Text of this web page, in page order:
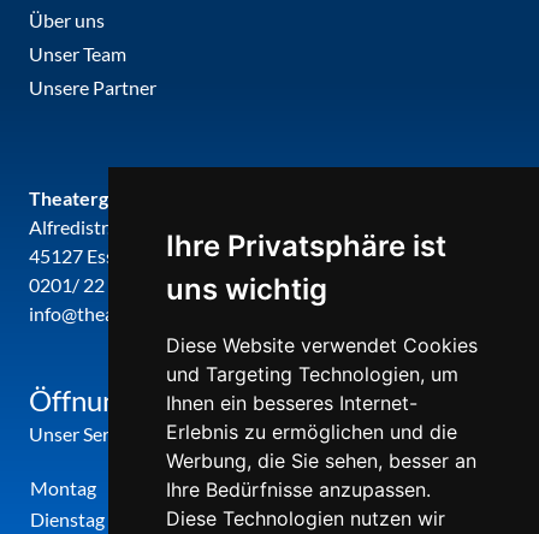
Ihre Privatsphäre ist
uns wichtig
Diese Website verwendet Cookies
und Targeting Technologien, um
Ihnen ein besseres Internet-
Erlebnis zu ermöglichen und die
Werbung, die Sie sehen, besser an
Ihre Bedürfnisse anzupassen.
Diese Technologien nutzen wir
Über uns
Unser Team
Unsere Partner
Theatergemeinde metropole ruhr
Alfredistr. 32
45127 Essen
0201/ 22 22 29
info@theatergemeinde-metropole-ruhr.de
Öffnungszeiten
Unser Service-Center ist zu folgenden Zeiten geöffnet
Montag
12:00 Uhr - 17:00 Uhr
Dienstag
09:00 Uhr - 12:00 Uhr